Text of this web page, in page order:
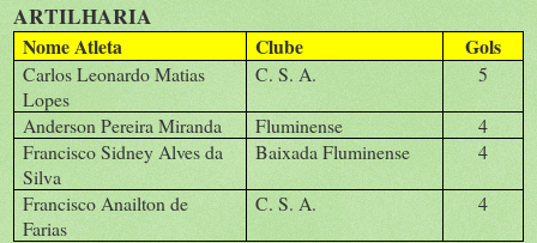
ARTILHARIA
Nome Atleta Clube Gols
Carlos Leonardo Matias
Lopes
C. S. A. 5
Anderson Pereira Miranda Fluminense
4
Francisco Sidney Alves da
Silva
Baixada Fluminense 4
Francisco Anailton de
Farias
C. S. A. 4